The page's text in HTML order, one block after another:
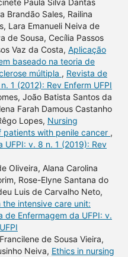
Paula Silva Dantas
Brandão Sales, Railina
Lara Emanueli Neiva de
de Sousa, Cecília Passos
Vaz da Costa, Aplicação
baseado na teoria de
múltipla , Revista de
1 (2012): Rev Enferm UFPI
João Batista Santos da
Farah Damous Castanho
Lopes, Nursing
with penile cancer ,
UFPI: v. 8 n. 1 (2019): Rev
Oliveira, Alana Carolina
Rose-Elyne Santana do
Luis de Carvalho Neto,
the intensive care unit:
de Enfermagem da UFPI: v.
de Sousa Vieira,
Neiva, Ethics in nursing